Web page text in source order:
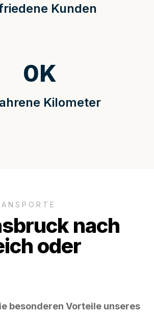
Kunden
Kilometer
0K
nach
oder
besonderen Vorteile unseres